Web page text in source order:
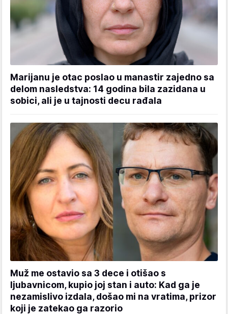
Marijanu je otac poslao u manastir zajedno sa
delom nasledstva: 14 godina bila zazidana u
sobici, ali je u tajnosti decu rađala
Muž me ostavio sa 3 dece i otišao s
ljubavnicom, kupio joj stan i auto: Kad ga je
nezamislivo izdala, došao mi na vratima, prizor
koji je zatekao ga razorio